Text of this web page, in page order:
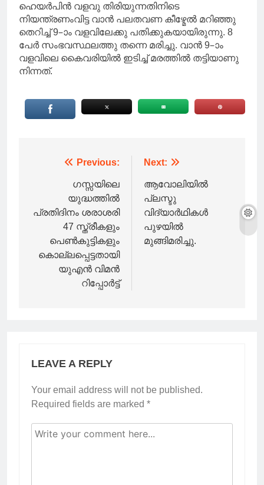
ഹെയർപിൻ വളവു തിരിയുന്നതിനിടെ
നിയന്ത്രണംവിട്ട വാൻ പലതവണ കീഴ്മേൽ മറിഞ്ഞു
തെറിച്ച് 9–ാം വളവിലേക്കു പതിക്കുകയായിരുന്നു. 8
പേർ സംഭവസ്ഥലത്തു തന്നെ മരിച്ചു. വാൻ 9–ാം
വളവിലെ കൈവരിയിൽ ഇടിച്ച് മരത്തിൽ തട്ടിയാണു
നിന്നത്.
navigation
Previous:
ഗസ്സയിലെ
യുദ്ധത്തിൽ
പ്രതിദിനം ശരാശരി
47 സ്ത്രീകളും
പെൺകുട്ടികളും
കൊല്ലപ്പെട്ടതായി
യുഎൻ വിമൻ
റിപ്പോർട്ട്
Next:
ആവോലിയിൽ
പ്ലസ്ടു
വിദ്യാർഥികൾ
പുഴയിൽ
മുങ്ങിമരിച്ചു.
LEAVE A REPLY
Your email address will not be published.
Required fields are marked *